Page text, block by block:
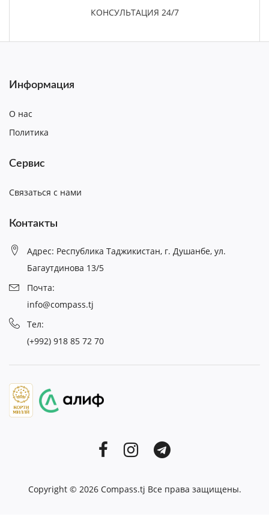
КОНСУЛЬТАЦИЯ 24/7
Информация
О нас
Политика
Сервис
Связаться с нами
Контакты
Адрес: Республика Таджикистан, г. Душанбе, ул.
Багаутдинова 13/5
Почта:
info@compass.tj
Тел:
(+992) 918 85 72 70
Copyright © 2026 Compass.tj Все права защищены.